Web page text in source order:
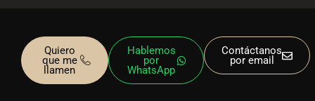
Quiero
que me
llamen
Hablemos
por
WhatsApp
Contáctanos
por email